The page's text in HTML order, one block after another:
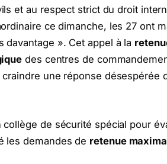
et au respect strict du droit
ce dimanche, les 27 ont
». Cet appel à la
des centres de
craindre une réponse désespérée
de sécurité spécial pour
les demandes de retenue